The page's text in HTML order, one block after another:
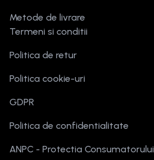
Metode de livrare
Termeni si conditii
Politica de retur
Politica cookie-uri
GDPR
Politica de confidentialitate
ANPC - Protectia Consumatorului